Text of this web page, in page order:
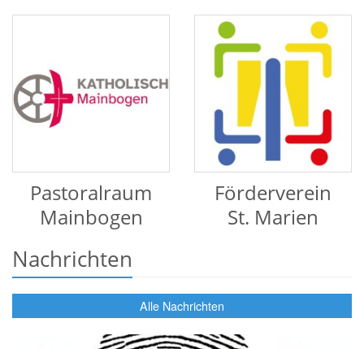
Pastoralraum
Mainbogen
Förderverein
St. Marien
Nachrichten
Alle Nachrichten